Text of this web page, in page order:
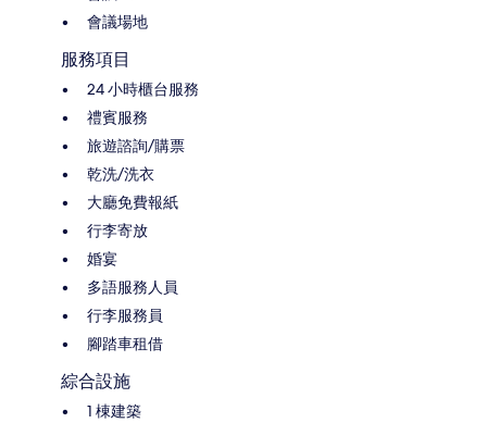
會議場地
服務項目
24 小時櫃台服務
禮賓服務
旅遊諮詢/購票
乾洗/洗衣
大廳免費報紙
行李寄放
婚宴
多語服務人員
行李服務員
腳踏車租借
綜合設施
1 棟建築